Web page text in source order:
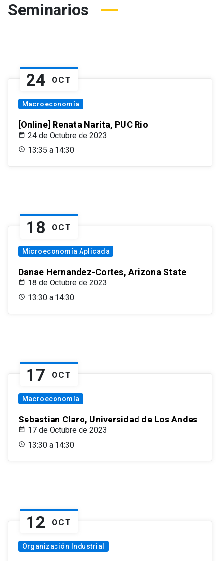
Seminarios
24 OCT
Macroeconomía
[Online] Renata Narita, PUC Rio
24 de Octubre de 2023
13:35 a 14:30
18 OCT
Microeconomía Aplicada
Danae Hernandez-Cortes, Arizona State
18 de Octubre de 2023
13:30 a 14:30
17 OCT
Macroeconomía
Sebastian Claro, Universidad de Los Andes
17 de Octubre de 2023
13:30 a 14:30
12 OCT
Organización Industrial